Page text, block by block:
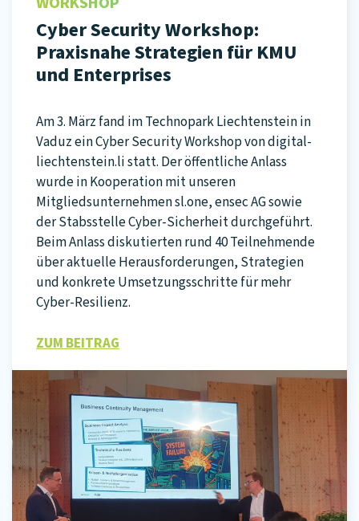
Cyber Security Workshop:
Praxisnahe Strategien für KMU
und Enterprises
Am 3. März fand im Technopark Liechtenstein in
Vaduz ein Cyber Security Workshop von digital-
liechtenstein.li statt. Der öffentliche Anlass
wurde in Kooperation mit unseren
Mitgliedsunternehmen sl.one, ensec AG sowie
der Stabsstelle Cyber-Sicherheit durchgeführt.
Beim Anlass diskutierten rund 40 Teilnehmende
über aktuelle Herausforderungen, Strategien
und konkrete Umsetzungsschritte für mehr
Cyber-Resilienz.
ZUM BEITRAG